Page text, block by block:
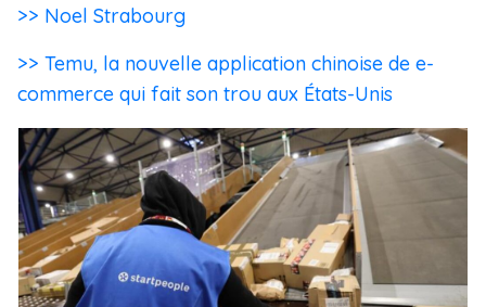
>> Noel Strabourg
>> Temu, la nouvelle application chinoise de e-
commerce qui fait son trou aux États-Unis